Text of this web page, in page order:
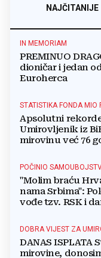
NAJČITANIJE
IN MEMORIAM
PREMINUO
dioničar i jedan
Euroherca
STATISTIKA FONDA MIO
Apsolutni
Umirovljenik iz
mirovinu već 76
POČINIO
"Molim braću
nama Srbima":
vođe tzv. RSK i
DOBRA VIJEST ZA
DANAS ISPLATA
mirovine,